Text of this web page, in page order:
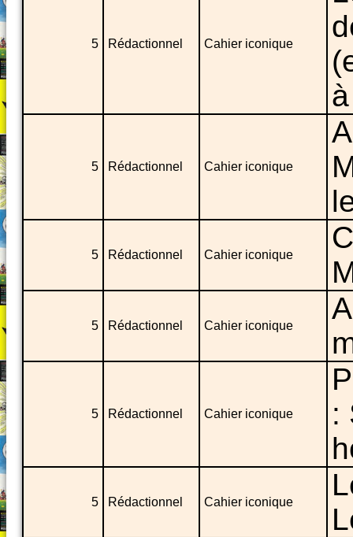
5 Rédactionnel Cahier iconique
5 Rédactionnel Cahier iconique
5 Rédactionnel Cahier iconique
5 Rédactionnel Cahier iconique
5 Rédactionnel Cahier iconique
:
5 Rédactionnel Cahier iconique